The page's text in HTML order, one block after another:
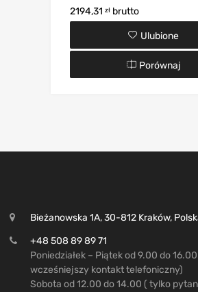
2194,31 zł brutto
Ulubione
Porównaj
Bieżanowska 1A, 30-812 Kraków,
+48 508 89 89 71
Poniedziałek – Piątek od 9.00 do
wcześniejszy kontakt telefoniczny)
Sobota od 12.00 do 14.00 ( tylko